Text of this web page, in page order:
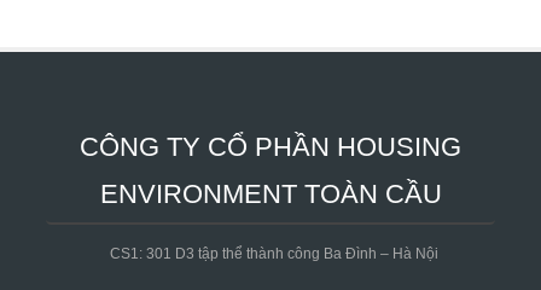
CÔNG TY CỔ PHẦN HOUSING
ENVIRONMENT TOÀN CẦU
CS1: 301 D3 tập thể thành công Ba Đình – Hà Nội